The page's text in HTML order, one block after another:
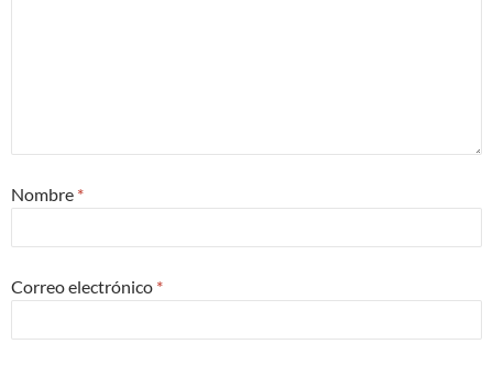
Nombre *
Correo electrónico *